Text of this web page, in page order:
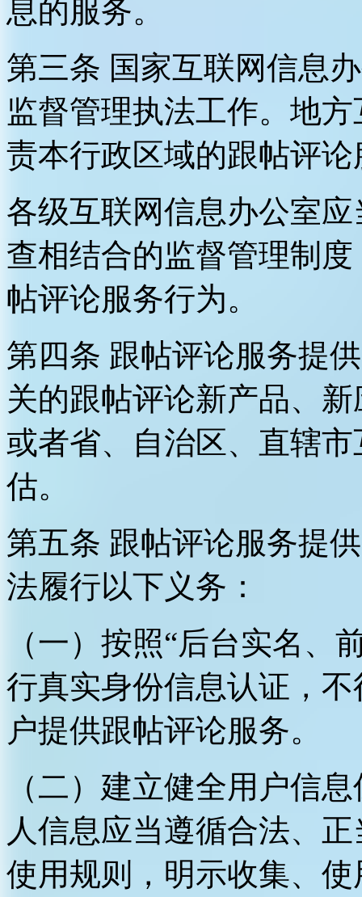
息的服务。
第三条 国家互联网信息
监督管理执法工作。地
责本行政区域的跟帖评
各级互联网信息办公室
查相结合的监督管理制
帖评论服务行为。
第四条 跟帖评论服务提
关的跟帖评论新产品、
或者省、自治区、直辖
估。
第五条 跟帖评论服务提
法履行以下义务：
（一）按照“后台实名、
行真实身份信息认证，
户提供跟帖评论服务。
（二）建立健全用户信
人信息应当遵循合法、
使用规则，明示收集、